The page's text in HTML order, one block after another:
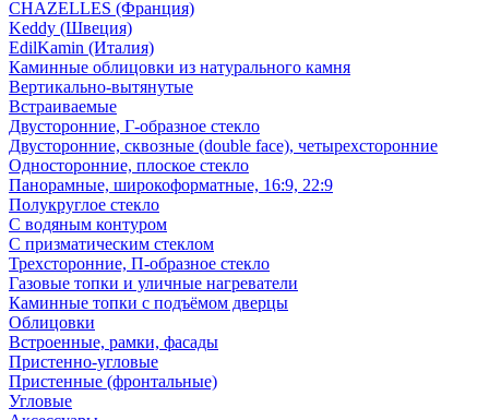
CHAZELLES (Франция)
Keddy (Швеция)
EdilKamin (Италия)
Каминные облицовки из натурального камня
Вертикально-вытянутые
Встраиваемые
Двусторонние, Г-образное стекло
Двусторонние, сквозные (double face), четырехсторонние
Односторонние, плоское стекло
Панорамные, широкоформатные, 16:9, 22:9
Полукруглое стекло
С водяным контуром
С призматическим стеклом
Трехсторонние, П-образное стекло
Газовые топки и уличные нагреватели
Каминные топки с подъёмом дверцы
Облицовки
Встроенные, рамки, фасады
Пристенно-угловые
Пристенные (фронтальные)
Угловые